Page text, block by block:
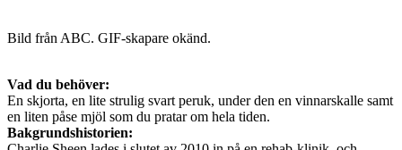
Bild från ABC. GIF-skapare okänd.
Vad du behöver:
En skjorta, en lite strulig svart peruk, under den en vinnarskalle samt
en liten påse mjöl som du pratar om hela tiden.
Bakgrundshistorien: